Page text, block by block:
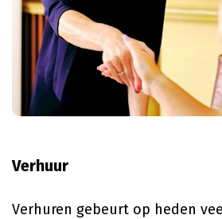
Verhuur
Verhuren gebeurt op heden